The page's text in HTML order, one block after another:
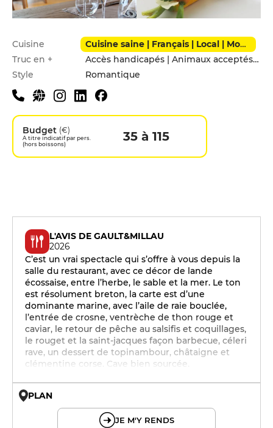
Infos pratiques
Cuisine
Cuisine saine | Français | Local | Moderne | Poissons & Fruits de mer
Truc en +
Accès handicapés | Animaux acceptés | Hébergement | Menu enfants | Parking privé
Style
Romantique
Budget (€)
A titre indicatif par pers.
(hors boissons)
35 à 115
L'AVIS DE GAULT&MILLAU
2026
C’est un vrai spectacle qui s’offre à vous depuis la
salle du restaurant, avec ce décor de lande
écossaise, entre l’herbe, le sable et la mer. Le ton
est résolument breton, la carte est d’une
dominante marine, avec l’aile de raie bouclée,
l’entrée de crosne, ventrèche de thon rouge et
caviar, le retour de pêche au salsifis et coquillages,
le rouget et la saint-jacques façon barbecue, céleri
rave, un dessert de topinambour, châtaigne et
clémentine corse. Cave bien sourcée.
PLAN
JE M'Y RENDS